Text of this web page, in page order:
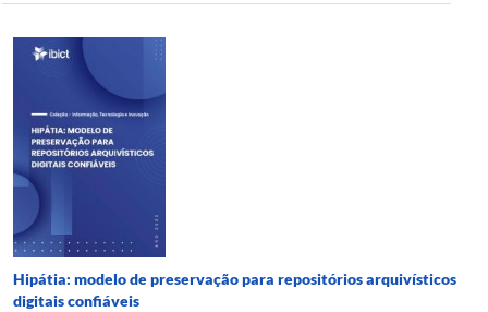
Hipátia: modelo de preservação para repositórios arquivísticos
digitais confiáveis